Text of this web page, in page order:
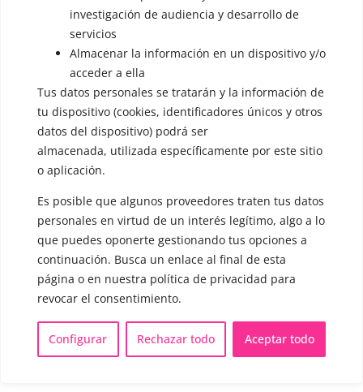
investigación de audiencia y desarrollo de
servicios
Almacenar la información en un dispositivo y/o
acceder a ella
Tus datos personales se tratarán y la información de
tu dispositivo (cookies, identificadores únicos y otros
datos del dispositivo) podrá ser
almacenada, utilizada específicamente por este sitio
o aplicación.
Es posible que algunos proveedores traten tus datos
personales en virtud de un interés legítimo, algo a lo
que puedes oponerte gestionando tus opciones a
continuación. Busca un enlace al final de esta
página o en nuestra política de privacidad para
revocar el consentimiento.
Configurar Rechazar todo Aceptar todo
▪️ Androginización de la voz
OTRAS SESIONES
▪️ Caracterización de la voz
▪️ Voz virilizada por esteroides
▪️ Modificación del acento
CONTACTO Y CITAS
✅
Pide tu CITA ONLINE
WhatsApp :+34 625 14 46 47
Email : contacto@femivoz.es